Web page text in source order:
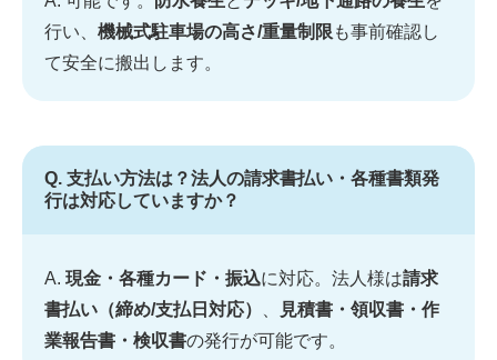
行い、 機械式駐車場の高さ/重量制限 も事前確認し
て安全に搬出します。
Q. 支払い方法は？法人の請求書払い・各種書類発
行は対応していますか？
A. 現金・各種カード・振込に対応。法人様は請求
書払い（締め/支払日対応）
見積書・領収書・作
業報告書・検収書の発行が可能です。